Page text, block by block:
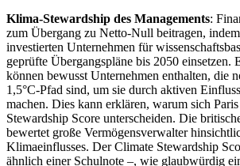
Klima-Stewardship des Managements:
zum Übergang zu Netto-Null beitragen,
investierten Unternehmen für
geprüfte Übergangspläne bis 2050 einsetzen.
können bewusst Unternehmen enthalten, die
1,5°C-Pfad sind, um sie durch aktiven
machen. Dies kann erklären, warum sich
Stewardship Score unterscheiden. Die
bewertet große Vermögensverwalter
Klimaeinflusses. Der Climate Stewardship
ähnlich einer Schulnote –, wie glaubwürdig